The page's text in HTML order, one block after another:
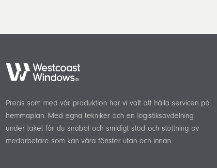
Precis som med vår produktion har vi valt att hålla servicen på
hemmaplan. Med egna tekniker och en logistiksavdelning
under taket får du snabbt och smidigt stöd och stöttning av
medarbetare som kan våra fönster utan och innan.